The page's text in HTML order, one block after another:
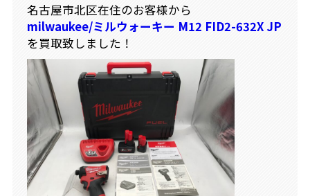
名古屋市北区在住のお客様から
milwaukee/ミルウォーキー M12 FID2-632X JP
を買取致しました！